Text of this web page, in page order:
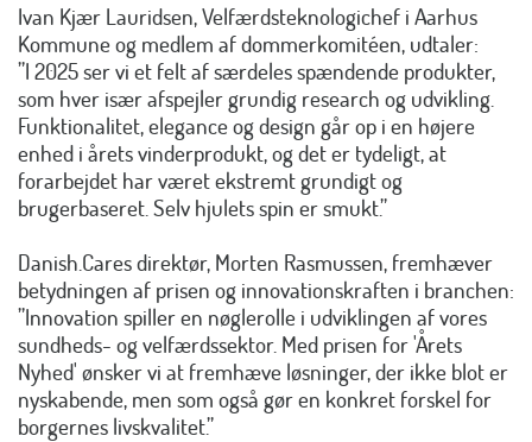
Ivan Kjær Lauridsen, Velfærdsteknologichef i Aarhus
Kommune og medlem af dommerkomitéen, udtaler:
”I 2025 ser vi et felt af særdeles spændende produkter,
som hver især afspejler grundig research og udvikling.
Funktionalitet, elegance og design går op i en højere
enhed i årets vinderprodukt, og det er tydeligt, at
forarbejdet har været ekstremt grundigt og
brugerbaseret. Selv hjulets spin er smukt.”
Danish.Cares direktør, Morten Rasmussen, fremhæver
betydningen af prisen og innovationskraften i branchen:
”Innovation spiller en nøglerolle i udviklingen af vores
sundheds- og velfærdssektor. Med prisen for 'Årets
Nyhed' ønsker vi at fremhæve løsninger, der ikke blot er
nyskabende, men som også gør en konkret forskel for
borgernes livskvalitet.”